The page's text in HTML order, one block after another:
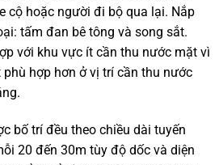
cộ hoặc người đi bộ qua lại. Nắp
tấm đan bê tông và song sắt.
với khu vực ít cần thu nước mặt vì
hợp hơn ở vị trí cần thu nước
bố trí đều theo chiều dài tuyến
20 đến 30m tùy độ dốc và diện